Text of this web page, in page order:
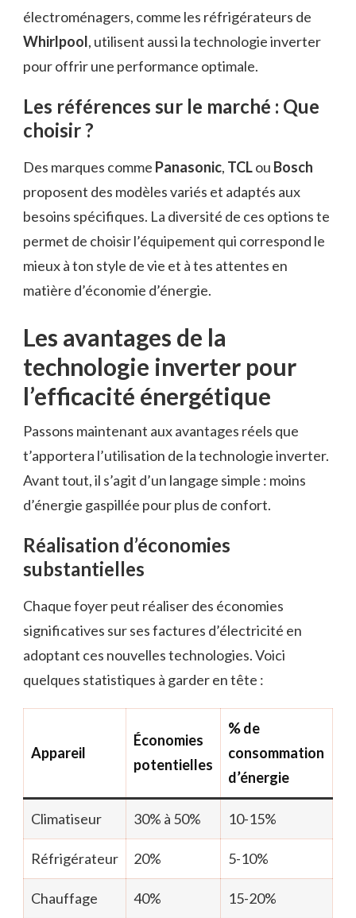
électroménagers, comme les réfrigérateurs de
Whirlpool, utilisent aussi la technologie inverter
pour offrir une performance optimale.
Les références sur le marché : Que
choisir ?
Des marques comme Panasonic, TCLou Bosch
proposent des modèles variés et adaptés aux
besoins spécifiques. La diversité de ces options te
permet de choisir l’équipement qui correspond le
mieux à ton style de vie et à tes attentes en
matière d’économie d’énergie.
Les avantages de la
technologie inverter pour
l’efficacité énergétique
Passons maintenant aux avantages réels que
t’apportera l’utilisation de la technologie inverter.
Avant tout, il s’agit d’un langage simple : moins
d’énergie gaspillée pour plus de confort.
Réalisation d’économies
substantielles
Chaque foyer peut réaliser des économies
significatives sur ses factures d’électricité en
adoptant ces nouvelles technologies. Voici
quelques statistiques à garder en tête :
Appareil
Économies
potentielles
% de
consommation
d’énergie
Climatiseur 30% à 50% 10-15%
Réfrigérateur 20% 5-10%
Chauffage 40% 15-20%